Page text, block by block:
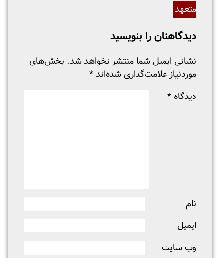
متعهد
دیدگاهتان را بنویسید
نشانی ایمیل شما منتشر نخواهد شد. بخش‌های
موردنیاز علامت‌گذاری شده‌اند *
دیدگاه *
نام
ایمیل
وب‌ سایت